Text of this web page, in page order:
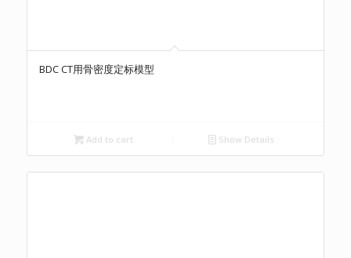
BDC CT用骨密度定标模型
Add to cart Show Details